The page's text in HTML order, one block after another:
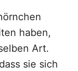
haben,
Art.
sie sich